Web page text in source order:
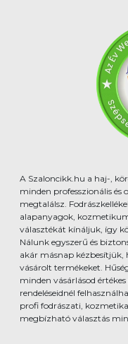
A Szaloncikk.hu a haj-,
minden professzionális
megtalálsz.
alapanyagok,
választékát kínáljuk, így
Nálunk egyszerű és
akár másnap kézbesítjük,
vásárolt termékeket.
minden vásárlásod
rendeléseidnél
profi fodrászati,
megbízható választás